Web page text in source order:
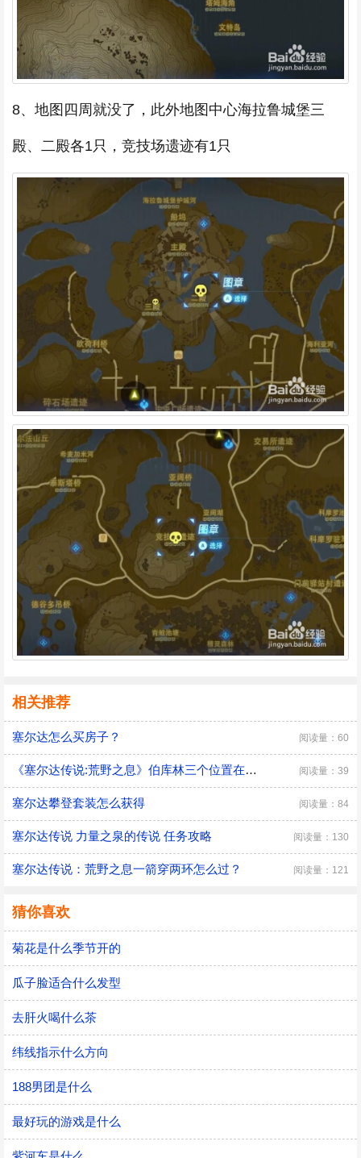
8、地图四周就没了，此外地图中心海拉鲁城堡三
殿、二殿各1只，竞技场遗迹有1只
相关推荐
塞尔达怎么买房子？ 阅读量：60
《塞尔达传说:荒野之息》伯库林三个位置在哪里 阅读量：39
塞尔达攀登套装怎么获得 阅读量：84
塞尔达传说 力量之泉的传说 任务攻略 阅读量：130
塞尔达传说：荒野之息一箭穿两环怎么过？ 阅读量：121
猜你喜欢
菊花是什么季节开的
瓜子脸适合什么发型
去肝火喝什么茶
纬线指示什么方向
188男团是什么
最好玩的游戏是什么